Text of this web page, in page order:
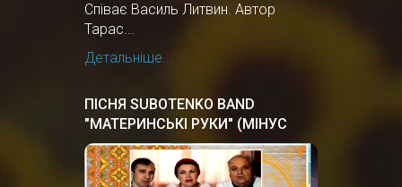
Співає Василь Литвин. Автор
Тарас...
Детальніше...
ПІСНЯ SUBOTENKO BAND
"МАТЕРИНСЬКІ РУКИ" (МІНУС
КАРАОКЕ)